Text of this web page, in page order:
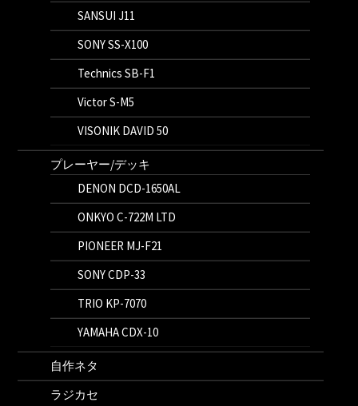
SANSUI J11
SONY SS-X100
Technics SB-F1
Victor S-M5
VISONIK DAVID 50
プレーヤー/デッキ
DENON DCD-1650AL
ONKYO C-722M LTD
PIONEER MJ-F21
SONY CDP-33
TRIO KP-7070
YAMAHA CDX-10
自作ネタ
ラジカセ